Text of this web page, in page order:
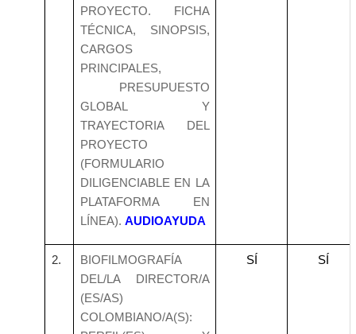
PROYECTO. FICHA
TÉCNICA, SINOPSIS,
CARGOS
PRINCIPALES,
PRESUPUESTO
GLOBAL Y
TRAYECTORIA DEL
PROYECTO
(FORMULARIO
DILIGENCIABLE EN LA
PLATAFORMA EN
LÍNEA). AUDIOAYUDA
2.
BIOFILMOGRAFÍA
DEL/LA DIRECTOR/A
(ES/AS)
COLOMBIANO/A(S):
SÍ SÍ